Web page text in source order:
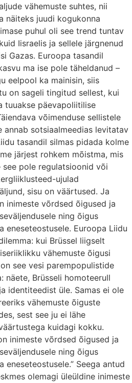
vähemuste suhtes, nii
näiteks juudi kogukonna
puhul oli see trend tuntav
Iisraelis ja sellele järgnenud
Gazas. Euroopa tasandil
ma ise pole täheldanud –
eelpool ka mainisin, siis
on sageli tingitud sellest, kui
tuuakse päevapoliitilise
võimenduse sellistele
annab sotsiaalmeedias levitatav
tasandil silmas pidada kolme
järjest rohkem mõistma, mis
pole regulatsioonid või
ujulad
sisu on väärtused. Ja
inimeste võrdsed õigused ja
ning õigus
eneseteostusele. Euroopa Liidu
kui Brüssel liigselt
vähemuste õigusi
see vesi parempopulistide
näete, Brüsseli homoteerull
identiteedist üle. Samas ei ole
vähemuste õiguste
sest see ju ei lähe
kuidagi kokku.
inimeste võrdsed õigused ja
ning õigus
Seega antud
olemagi üleüldine inimeste